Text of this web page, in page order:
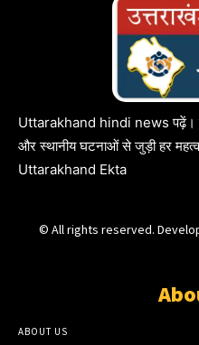
Uttarakhand hindi news पढ़ें।
और स्थानीय घटनाओं से जुड़ी हर
Uttarakhand Ekta
© All rights reserved.
ABOUT US